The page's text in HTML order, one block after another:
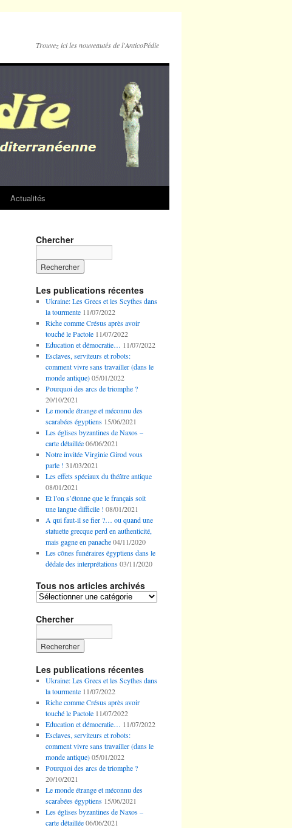
Trouvez ici les nouveautés de l'AnticoPédie
Actualités
Chercher
Les publications récentes
Ukraine: Les Grecs et les Scythes dans
la tourmente 11/07/2022
Riche comme Crésus après avoir
touché le Pactole 11/07/2022
Education et démocratie… 11/07/2022
Esclaves, serviteurs et robots:
comment vivre sans travailler (dans le
monde antique) 05/01/2022
Pourquoi des arcs de triomphe ?
20/10/2021
Le monde étrange et méconnu des
scarabées égyptiens 15/06/2021
Les églises byzantines de Naxos –
carte détaillée 06/06/2021
Notre invitée Virginie Girod vous
parle ! 31/03/2021
Les effets spéciaux du théâtre antique
08/01/2021
Et l’on s’étonne que le français soit
une langue difficile ! 08/01/2021
A qui faut-il se fier ?… ou quand une
statuette grecque perd en authenticité,
mais gagne en panache 04/11/2020
Les cônes funéraires égyptiens dans le
dédale des interprétations 03/11/2020
Tous nos articles archivés
Tous
articles
Chercher
Les publications récentes
Ukraine: Les Grecs et les Scythes dans
la tourmente 11/07/2022
Riche comme Crésus après avoir
touché le Pactole 11/07/2022
Education et démocratie… 11/07/2022
Esclaves, serviteurs et robots:
comment vivre sans travailler (dans le
monde antique) 05/01/2022
Pourquoi des arcs de triomphe ?
20/10/2021
Le monde étrange et méconnu des
scarabées égyptiens 15/06/2021
Les églises byzantines de Naxos –
carte détaillée 06/06/2021